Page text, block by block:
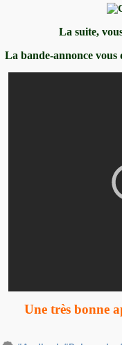
La suite,
La bande-annonce
Une très bonne